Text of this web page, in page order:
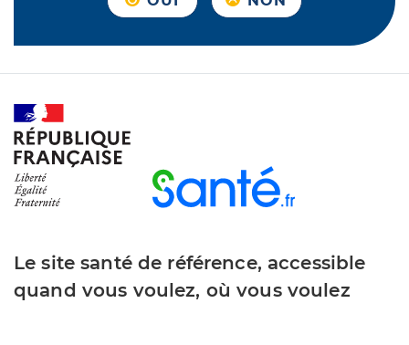
Le site santé de référence, accessible
quand vous voulez, où vous voulez